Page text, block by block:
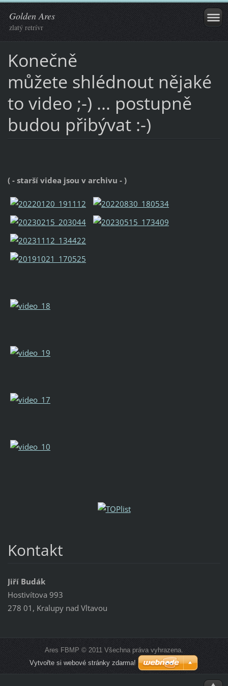
Golden Ares
zlatý retrívr
Konečně
můžete shlédnout nějaké
to video ;-) ... postupně
budou přibývat :-)
( - starší videa jsou v archivu - )
Kontakt
Jiří Budák
Hostivítova 993
278 01, Kralupy nad Vltavou
Ares FBMP © 2011 Všechna práva vyhrazena.
Vytvořte si webové stránky zdarma!